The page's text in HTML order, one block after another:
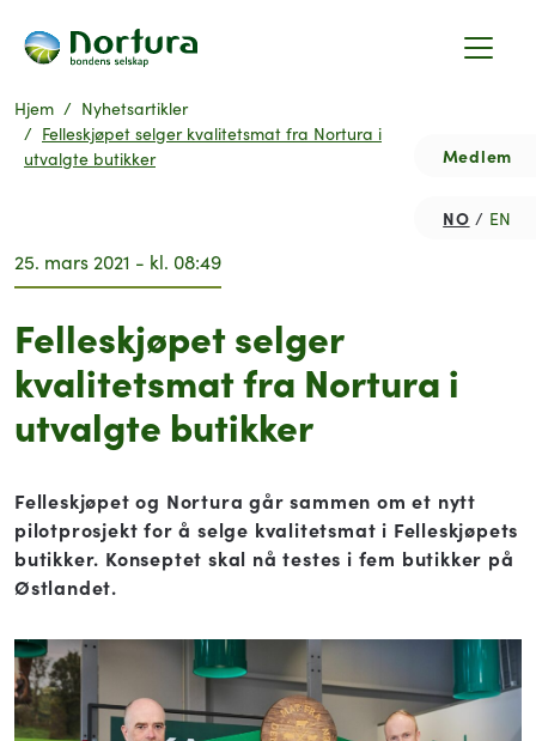
Medlem
NO EN
Hjem
Nyhetsartikler
Felleskjøpet selger kvalitetsmat fra Nortura i
utvalgte butikker
25. mars 2021 - kl. 08:49
Felleskjøpet selger
kvalitetsmat fra Nortura i
utvalgte butikker
Felleskjøpet og Nortura går sammen om et nytt
pilotprosjekt for å selge kvalitetsmat i Felleskjøpets
butikker. Konseptet skal nå testes i fem butikker på
Østlandet.